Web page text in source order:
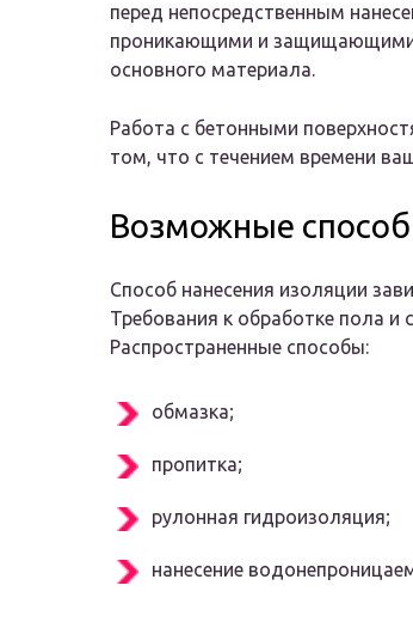
перед непосредственным
проникающими и защищающими
основного материала.
Работа с бетонными
том, что с течением времени
Возможные
Способ нанесения изоляции
Требования к обработке пола и
Распространенные способы:
обмазка;
пропитка;
рулонная гидроизоляция;
нанесение